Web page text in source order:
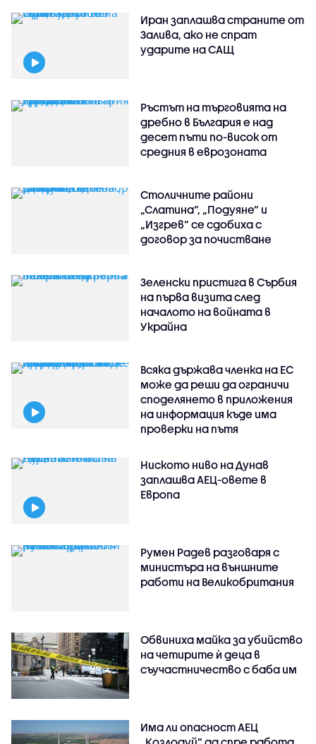
Иран заплашва страните от
Залива, ако не спрат
ударите на САЩ
Ръстът на търговията на
дребно в България е над
десет пъти по-висок от
средния в еврозоната
Столичните райони
„Слатина“, „Подуяне“ и
„Изгрев“ се сдобиха с
договор за почистване
Зеленски пристига в Сърбия
на първа визита след
началото на войната в
Украйна
Всяка държава членка на ЕС
може да реши да ограничи
споделянето в приложения
на информация къде има
проверки на пътя
Ниското ниво на Дунав
заплашва АЕЦ-овете в
Европа
Румен Радев разговаря с
министъра на външните
работи на Великобритания
Обвиниха майка за убийство
на четирите ѝ деца в
съучастничество с баба им
Има ли опасност АЕЦ